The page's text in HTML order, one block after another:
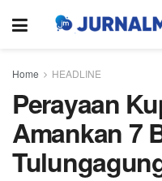
Home HEADLINE
Perayaan
Amankan 7